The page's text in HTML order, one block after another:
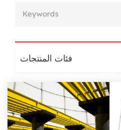
فئات المنتجات